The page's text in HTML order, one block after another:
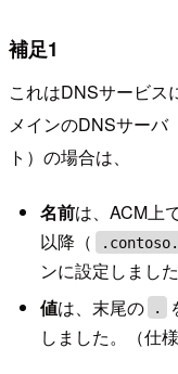
補足1
これはDNSサービス
メインのDNSサーバ
ト）の場合は、
名前は、ACM上
以降（
ンに設定しました
値は、末尾の .
しました。（仕